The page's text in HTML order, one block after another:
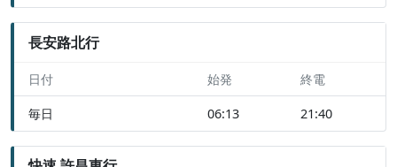
長安路北行
日付 始発 終電
毎日 06:13 21:40